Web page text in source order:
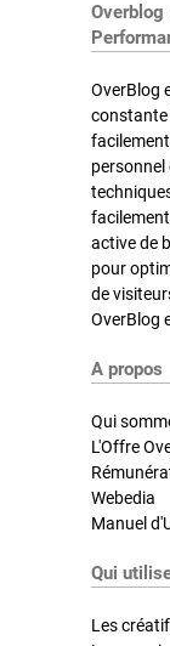
OverBlog
constante
active de
pour
de
OverBlog
A propos
Qui
L'Offre
Webedia
Manuel
Qui
Les